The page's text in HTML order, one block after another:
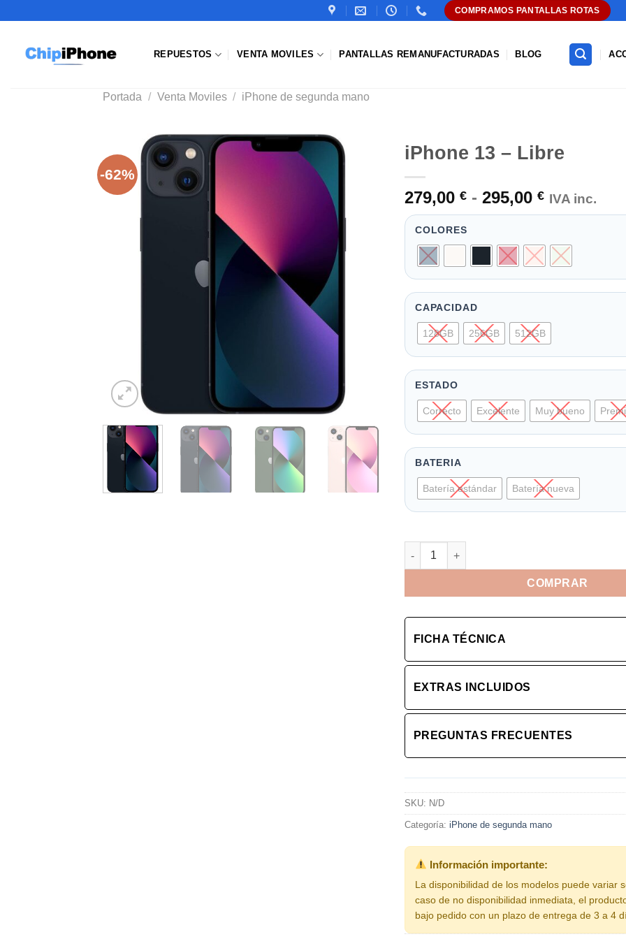
COMPRAMOS PANTALLAS ROTAS
REPUESTOS VENTA MOVILES PANTALLAS REMANUFACTURADAS BLOG
Portada / Venta Moviles / iPhone de segunda mano
-62%
deseos
iPhone 13 – Libre
279,00 € - 295,00 €Rango
de
desde
279,00 €
hasta
295,00 €
IVA inc.
COLORES
CAPACIDAD
128GB 256GB 512GB
ESTADO
Correcto Excelente Muy bueno
BATERIA
Batería estándar Batería nueva
iPhone 13 - Libre cantidad
COMPRAR
FICHA TÉCNICA
EXTRAS INCLUIDOS
PREGUNTAS FRECUENTES
SKU: N/D
Categoría: iPhone de segunda mano
Información importante:
La disponibilidad de los modelos puede variar
caso de no disponibilidad inmediata, el
bajo pedido con un plazo de entrega de 3 a 4